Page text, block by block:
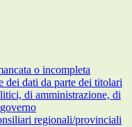
o incompleta
dei dati da parte dei titolari
di amministrazione, di
regionali/provinciali